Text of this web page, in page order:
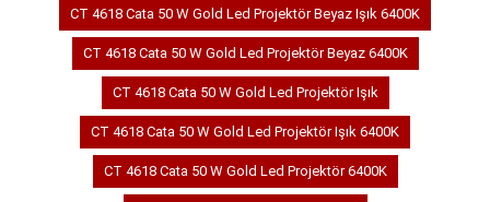
CT 4618 Cata 50 W Gold Led Projektör Beyaz Işık 6400K
CT 4618 Cata 50 W Gold Led Projektör Beyaz 6400K
CT 4618 Cata 50 W Gold Led Projektör Işık
CT 4618 Cata 50 W Gold Led Projektör Işık 6400K
CT 4618 Cata 50 W Gold Led Projektör 6400K